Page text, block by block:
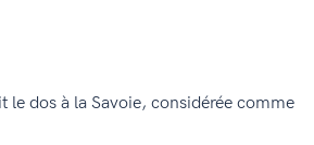
dos à la Savoie, considérée comme